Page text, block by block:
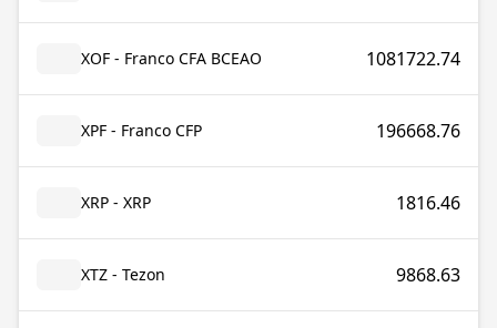
XOF - Franco CFA BCEAO 1081722.74
XPF - Franco CFP 196668.76
XRP - XRP 1816.46
XTZ - Tezon 9868.63